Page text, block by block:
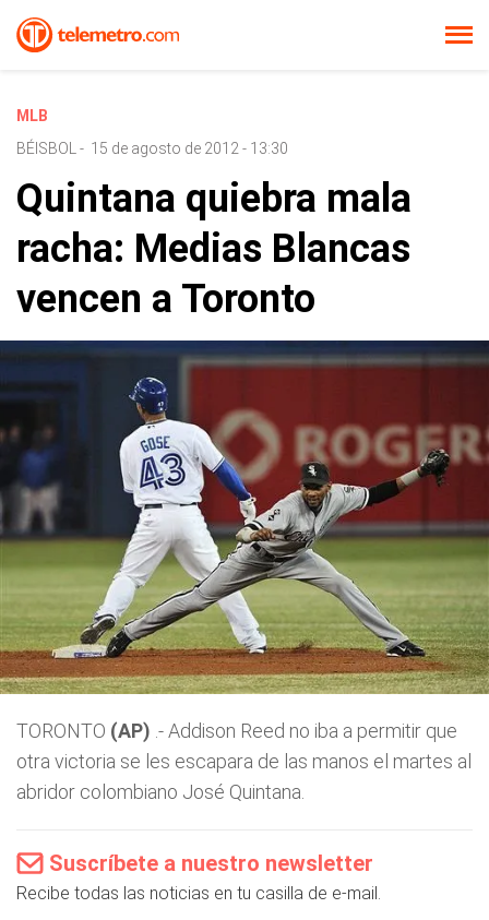
MLB
BÉISBOL
- 15 de agosto de 2012 - 13:30
Quintana quiebra mala
racha: Medias Blancas
vencen a Toronto
TORONTO (AP) .- Addison Reed no iba a permitir que
otra victoria se les escapara de las manos el martes al
abridor colombiano José Quintana.
Suscríbete a nuestro newsletter
Recibe todas las noticias en tu casilla de e-mail.